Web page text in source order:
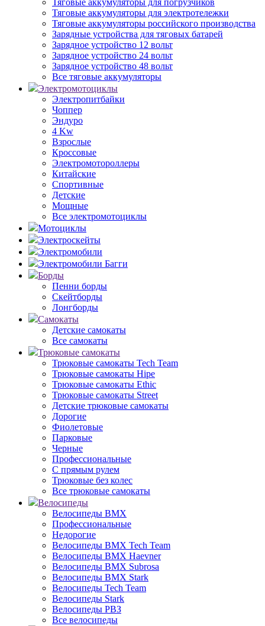
Тяговые аккумуляторы для погрузчиков
Тяговые аккумуляторы для электротележки
Тяговые аккумуляторы российского производства
Зарядные устройства для тяговых батарей
Зарядное устройство 12 вольт
Зарядное устройство 24 вольт
Зарядное устройство 48 вольт
Все тяговые аккумуляторы
Электромотоциклы
Электропитбайки
Чоппер
Эндуро
4 Kw
Взрослые
Кроссовые
Электромотороллеры
Китайские
Спортивные
Детские
Мощные
Все электромотоциклы
Мотоциклы
Электроскейты
Электромобили
Электромобили Багги
Борды
Пенни борды
Скейтборды
Лонгборды
Самокаты
Детские самокаты
Все самокаты
Трюковые самокаты
Трюковые самокаты Tech Team
Трюковые самокаты Hipe
Трюковые самокаты Ethic
Трюковые самокаты Street
Детские трюковые самокаты
Дорогие
Фиолетовые
Парковые
Черные
Профессиональные
С прямым рулем
Трюковые без колес
Все трюковые самокаты
Велосипеды
Велосипеды BMX
Профессиональные
Недорогие
Велосипеды BMX Tech Team
Велосипеды BMX Haevner
Велосипеды BMX Subrosa
Велосипеды BMX Stark
Велосипеды Tech Team
Велосипеды Stark
Велосипеды РВЗ
Все велосипеды